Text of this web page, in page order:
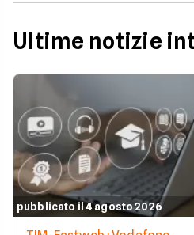
Ultime notizie
pubblicato il 4 agosto 2026